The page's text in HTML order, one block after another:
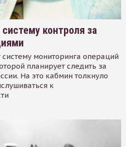
контроля за
систему мониторинга операций
планирует следить за
На это кабмин толкнуло
к